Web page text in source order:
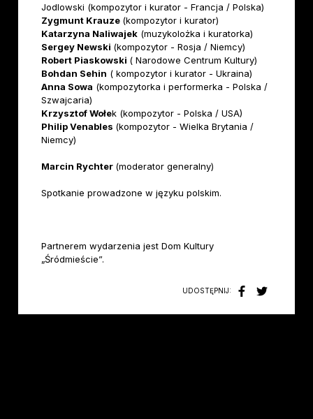
Jodlowski (kompozytor i kurator - Francja / Polska)
Zygmunt Krauze (kompozytor i kurator)
Katarzyna Naliwajek(muzykolożka i kuratorka)
Sergey Newski (kompozytor - Rosja / Niemcy)
Robert Piaskowski ( Narodowe Centrum Kultury)
Bohdan Sehin ( kompozytor i kurator - Ukraina)
Anna Sowa (kompozytorka i performerka - Polska /
Szwajcaria)
Krzysztof Wołek (kompozytor - Polska / USA)
Philip Venables (kompozytor - Wielka Brytania /
Niemcy)
Marcin Rychter (moderator generalny)
Spotkanie prowadzone w języku polskim.
Partnerem wydarzenia jest Dom Kultury
„Śródmieście”.
UDOSTĘPNIJ: